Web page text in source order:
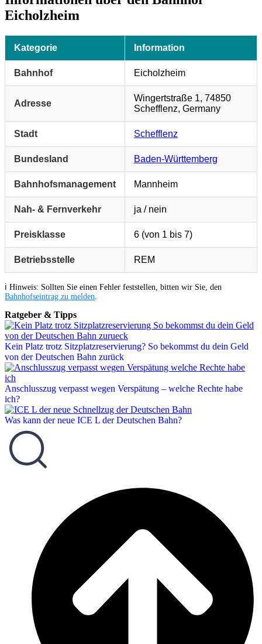
Eicholzheim
Kategorie Information
Bahnhof Eicholzheim
Adresse
Wingertstraße 1, 74850
Schefflenz, Germany
Stadt Schefflenz
Bundesland Baden-Württemberg
Bahnhofsmanagement Mannheim
Nah- & Fernverkehr ja / nein
Preisklasse 6 (von 1 bis 7)
Betriebsstelle REM
ℹ️ Hinweis: Sollten Sie einen Fehler feststellen, bitten wir Sie, den
Bahnhofseintrag zu melden
Ratgeber & Tipps
Kein Platz trotz Sitzplatzreservierung? So bekommst du dein Geld
von der Deutschen Bahn zurück
Anschlusszug verpasst wegen Verspätung – welche Rechte habe
ich?
Was kann der neue ICE L der Deutschen Bahn?